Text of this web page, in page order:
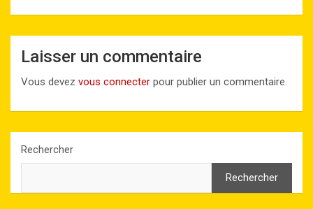
Laisser un commentaire
Vous devez vous connecter pour publier un commentaire.
Rechercher
Rechercher